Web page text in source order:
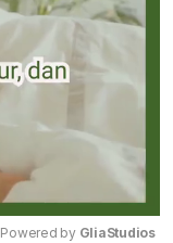
Powered by GliaStudios